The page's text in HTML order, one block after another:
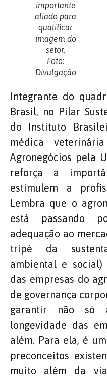
importante
aliado para
qualificar
imagem do
setor.
Foto:
Divulgação
Integrante do
Brasil, no Pilar
do Instituto
médica
Agronegócios pela
reforça a
estimulem a
Lembra que o
está passando
adequação ao
tripé da
ambiental e
das empresas do
de governança
garantir não só
longevidade das
além. Para ela, é
preconceitos
muito além da